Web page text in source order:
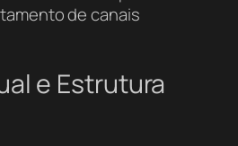
de canais
e Estrutura